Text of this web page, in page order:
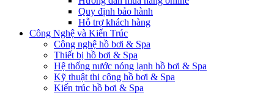
Quy định bảo hành
Hỗ trợ khách hàng
Công Nghệ và Kiến Trúc
Công nghệ hồ bơi & Spa
Thiết bị hồ bơi & Spa
Hệ thống nước nóng lạnh hồ bơi & Spa
Kỹ thuật thi công hồ bơi & Spa
Kiến trúc hồ bơi & Spa